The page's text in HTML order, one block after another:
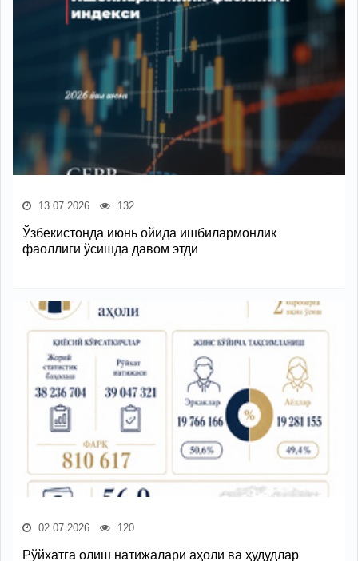
13.07.2026 132
Ўзбекистонда июнь ойида ишбилармонлик
фаоллиги ўсишда давом этди
02.07.2026 120
Рўйхатга олиш натижалари аҳоли ва ҳудудлар